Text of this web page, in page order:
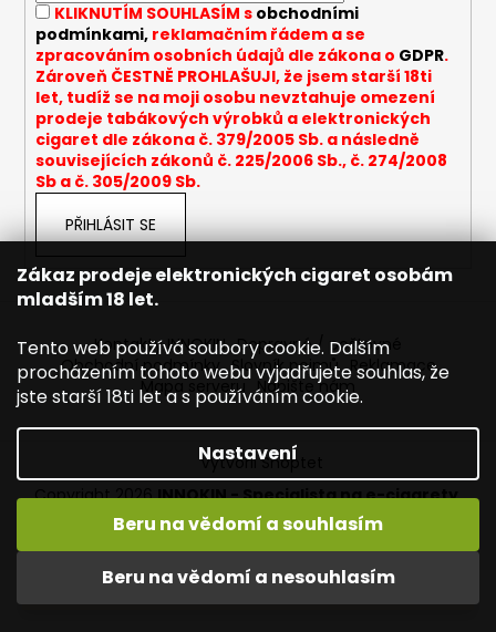
Zákaz prodeje elektronických cigaret osobám
mladším 18 let.
Tento web používá soubory cookie. Dalším
procházením tohoto webu vyjadřujete souhlas, že
jste starší 18ti let a s používáním cookie.
Nastavení
Beru na vědomí a nesouhlasím
Beru na vědomí a souhlasím
Vítejte ve světě INNOKIN. Nabízíme Vám to nejlepší ze světa
vapingu. DORUČENÍ ZDARMA nad 1000,- kč / 50 EURO!
e
e
n
a
í
t
?
HLEDAT
D
u
KLIKNUTÍM SOUHLASÍM s obchodními
podmínkami,reklamačním řádem a se
zpracováním osobních údajů dle zákona o GDPR.
Zároveň ČESTNĚ PROHLAŠUJI, že jsem starší 18ti
let, tudíž se na moji osobu nevztahuje omezení
prodeje tabákových výrobků a elektronických
cigaret dle zákona č. 379/2005 Sb. a následně
souvisejících zákonů č. 225/2006 Sb., č. 274/2008
Sb a č. 305/2009 Sb.
PŘIHLÁSIT SE
Kontakty INNOKIN Dopravné / poštovné
Obchodní podmínky Slovník pojmů Reklamace
Mapa serveru
Napište nám
Vytvořil Shoptet
Copyright 2026INNOKIN - Specialista na e-cigarety.
Všechna práva vyhrazena.Upravit nastavení cookies